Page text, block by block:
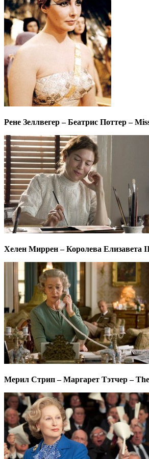
Рене Зеллвегер – Беатрис Поттер –
Хелен Миррен – Королева Елизавета
Мерил Стрип – Маргарет Тэтчер –